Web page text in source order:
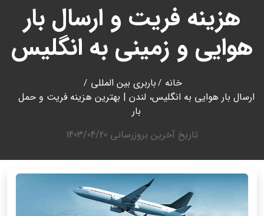
هزینه فریت و ارسال بار
هوایی و زمینی به انگلیس
خانه
باربری بین المللی
ارسال بار هوایی به انگلیس، لندن | بهترین هزینه فریت و حمل
بار
تاریخ آخرین بروزرسانی 1403/04/20